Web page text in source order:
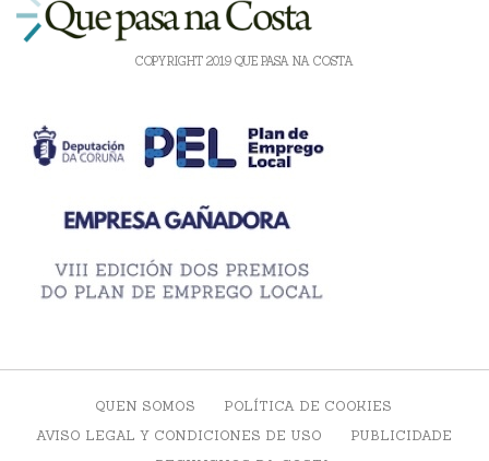
COPYRIGHT 2019 QUE PASA NA COSTA
QUEN SOMOS
POLÍTICA DE COOKIES
AVISO LEGAL Y CONDICIONES DE USO
PUBLICIDADE